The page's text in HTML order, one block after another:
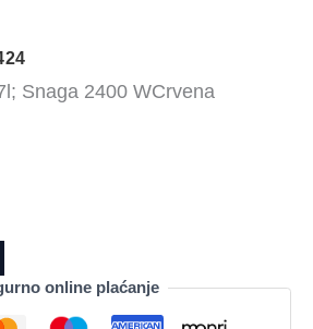
Snaga 2400 WCrvena
online plaćanje